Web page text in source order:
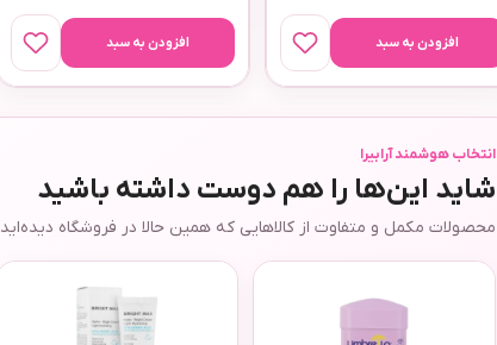
افزودن به سبد افزودن به سبد
انتخاب هوشمند آرابیرا
شاید این‌ها را هم دوست داشته باشید
محصولات مکمل و متفاوت از کالاهایی که همین حالا در فروشگاه دیده‌اید